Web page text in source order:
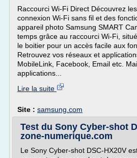
Raccourci Wi-Fi Direct Découvrez
connexion Wi-Fi sans fil et des
appareil photo Samsung SMART
temps grâce au raccourci Wi-Fi,
le boitier pour un accès facile aux
Retrouvez vos réseaux et
MobileLink, Facebook, Email etc.
applications...
Lire la suite
Site : samsung.com
Test du Sony Cyber-shot
zone-numerique.com
Le Sony Cyber-shot DSC-HX20V